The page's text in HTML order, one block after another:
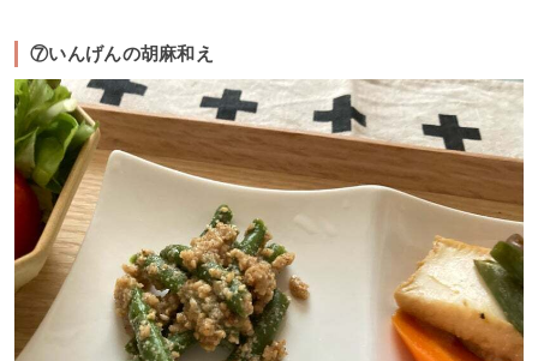
⑦いんげんの胡麻和え